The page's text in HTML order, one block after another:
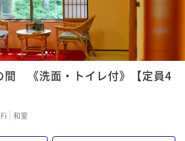
123
間 《洗面・トイレ付》【定員4
和室